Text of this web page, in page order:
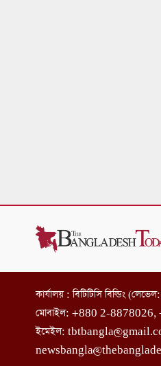
কার্যালয় : বিটিটিসি বিল্ডিং
মোবাইল: +880 2-
ইমেইল: